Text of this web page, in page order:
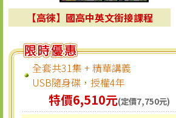
【高徠】國高中英文銜接課程
全套共31集 + 精華講義
USB隨身碟，授權4年
特價6,510元(定價7,750元)